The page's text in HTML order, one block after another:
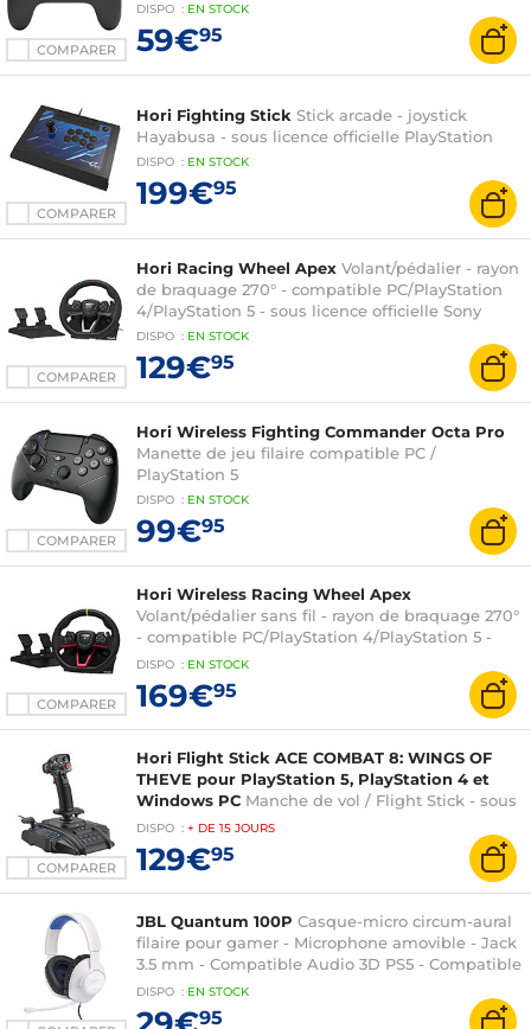
COMPARER
DISPO : EN STOCK
59€95
COMPARER
Hori Fighting Stick Stick arcade - joystick
Hayabusa - sous licence officielle PlayStation
DISPO : EN STOCK
199€95
COMPARER
Hori Racing Wheel Apex Volant/pédalier - rayon
de braquage 270° - compatible PC/PlayStation
4/PlayStation 5 - sous licence officielle Sony
DISPO : EN STOCK
129€95
COMPARER
Hori Wireless Fighting Commander Octa Pro
Manette de jeu filaire compatible PC /
PlayStation 5
DISPO : EN STOCK
99€95
COMPARER
Hori Wireless Racing Wheel Apex
Volant/pédalier sans fil - rayon de braquage 270°
- compatible PC/PlayStation 4/PlayStation 5 -
sous licence officielle Sony
DISPO : EN STOCK
169€95
COMPARER
Hori Flight Stick ACE COMBAT 8: WINGS OF
THEVE pour PlayStation 5, PlayStation 4 et
Windows PC Manche de vol / Flight Stick - sous
licence officielle Bandai Namco Entertainment
DISPO : + DE 15 JOURS
129€95
JBL Quantum 100P Casque-micro circum-aural
filaire pour gamer - Microphone amovible - Jack
3.5 mm - Compatible Audio 3D PS5 - Compatible
PC/Mac/Consoles/Mobiles
DISPO : EN STOCK
95